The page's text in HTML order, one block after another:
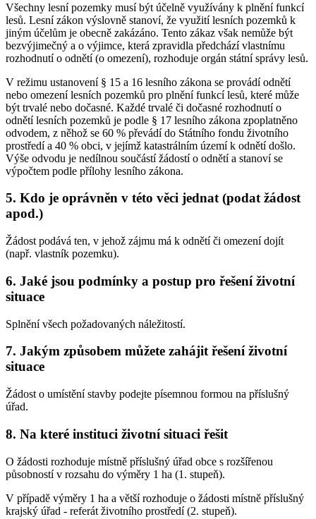
Všechny lesní pozemky musí být účelně využívány k plnění funkcí
lesů. Lesní zákon výslovně stanoví, že využití lesních pozemků k
jiným účelům je obecně zakázáno. Tento zákaz však nemůže být
bezvýjimečný a o výjimce, která zpravidla předchází vlastnímu
rozhodnutí o odnětí (o omezení), rozhoduje orgán státní správy lesů.
V režimu ustanovení § 15 a 16 lesního zákona se provádí odnětí
nebo omezení lesních pozemků pro plnění funkcí lesů, které může
být trvalé nebo dočasné. Každé trvalé či dočasné rozhodnutí o
odnětí lesních pozemků je podle § 17 lesního zákona zpoplatněno
odvodem, z něhož se 60 % převádí do Státního fondu životního
prostředí a 40 % obci, v jejímž katastrálním území k odnětí došlo.
Výše odvodu je nedílnou součástí žádostí o odnětí a stanoví se
výpočtem podle přílohy lesního zákona.
5. Kdo je oprávněn v této věci jednat (podat žádost
apod.)
Žádost podává ten, v jehož zájmu má k odnětí či omezení dojít
(např. vlastník pozemku).
6. Jaké jsou podmínky a postup pro řešení životní
situace
Splnění všech požadovaných náležitostí.
7. Jakým způsobem můžete zahájit řešení životní
situace
Žádost o umístění stavby podejte písemnou formou na příslušný
úřad.
8. Na které instituci životní situaci řešit
O žádosti rozhoduje místně příslušný úřad obce s rozšířenou
působností v rozsahu do výměry 1 ha (1. stupeň).
V případě výměry 1 ha a větší rozhoduje o žádosti místně příslušný
krajský úřad - referát životního prostředí (2. stupeň).